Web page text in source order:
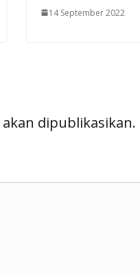
14 September 2022
dipublikasikan.